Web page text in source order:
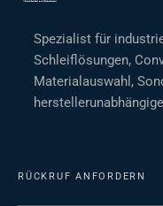
Spezialist für
Schleiflösungen,
Materialauswahl,
RÜCKRUF ANFORDERN